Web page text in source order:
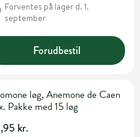
Forventes på lager d. 1.
september
Forudbestil
løg, Anemone de Caen
Pakke med 15 løg
kr.